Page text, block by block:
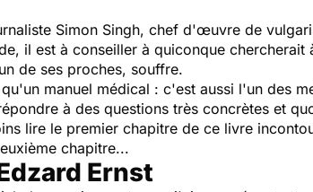
Simon Singh, chef d'œuvre de
il est à conseiller à quiconque
de ses proches, souffre.
manuel médical : c'est aussi l'un des
à des questions très concrètes et
lire le premier chapitre de ce livre
chapitre...
Ernst